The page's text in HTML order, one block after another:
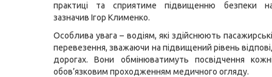
практиці та сприятиме підвищенню безпеки
зазначив Ігор Клименко.
Особлива увага – водіям, які здійснюють
перевезення, зважаючи на підвищений рівень
дорогах. Вони обмінюватимуть посвідчення
обов’язковим проходженням медичного огляду.